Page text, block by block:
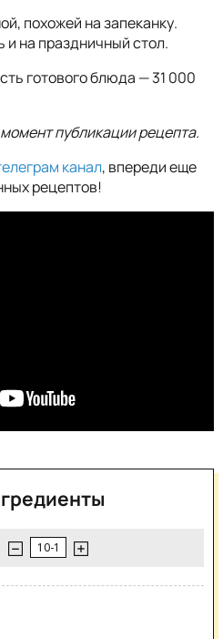
похожей на запеканку.
и на праздничный стол.
готового блюда — 31 000
публикации рецепта.
канал, впереди еще
рецептов!